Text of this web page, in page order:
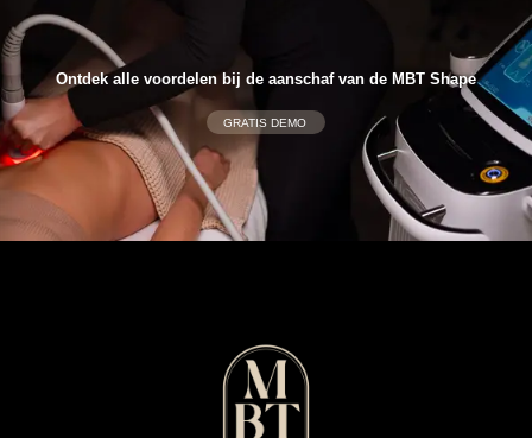
Ontdek alle voordelen bij de aanschaf van de MBT Shape
GRATIS DEMO